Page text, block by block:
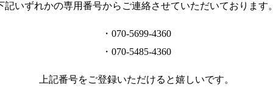
記いずれかの専用番号からご連絡させていただいております
・070-5699-4360
・070-5485-4360
上記番号をご登録いただけると嬉しいです。